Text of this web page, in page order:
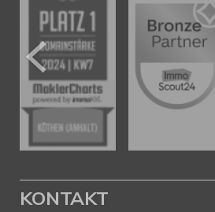
KONTAKT